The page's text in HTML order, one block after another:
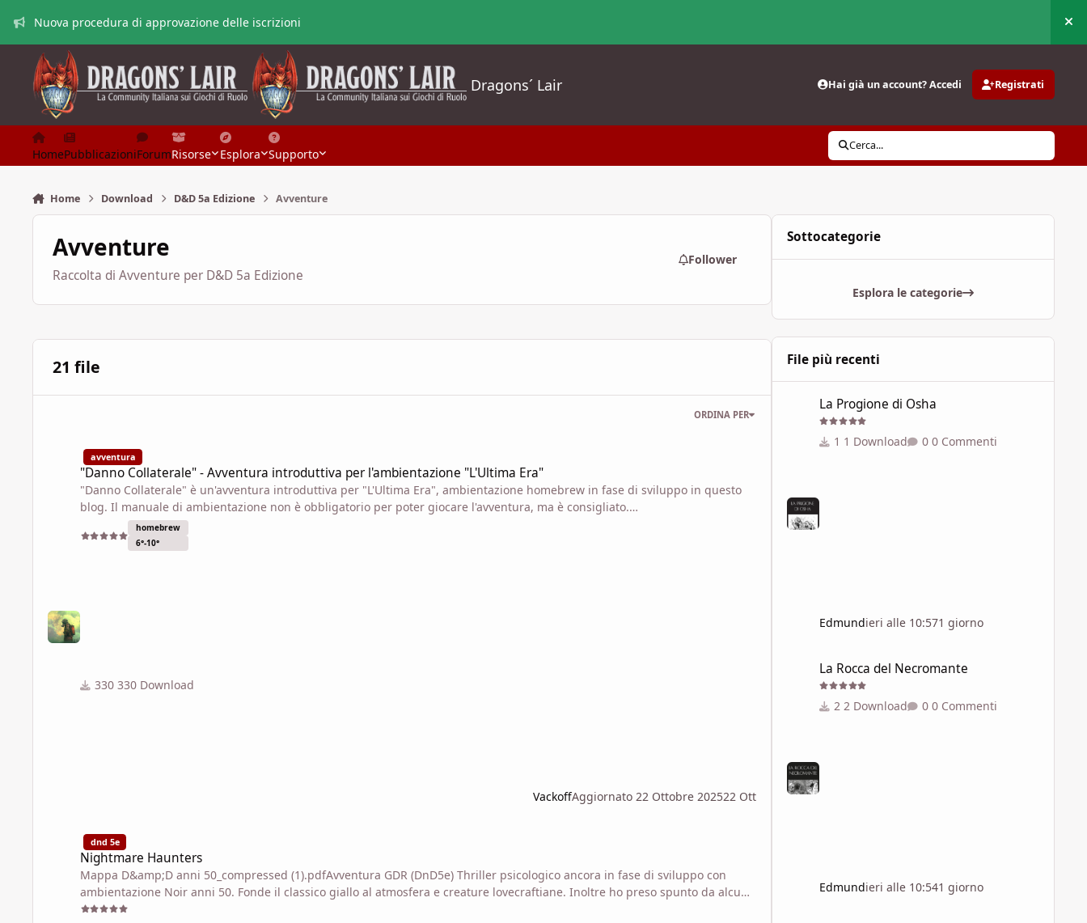
Nuova procedura di approvazione delle iscrizioni
Dragons´ Lair Hai già un account? Accedi Registrati
HomePubblicazioniForumRisorse Esplora Supporto
Cerca...
Home Download D&D 5a Edizione Avventure
Avventure
Raccolta di Avventure per D&D 5a Edizione
Follower
21 file
ORDINA PER
avventura
"Danno Collaterale" - Avventura introduttiva per l'ambientazione "L'Ultima Era"
"Danno Collaterale" è un'avventura introduttiva per "L'Ultima Era", ambientazione homebrew in fase di sviluppo in questo
blog. Il manuale di ambientazione non è obbligatorio per poter giocare l'avventura, ma è consigliato.
Per segnalazioni di errori e pareri relativi al contenuto dell'avventura o al PDF, vi prego di scrivere qua sotto un commento!
homebrew
6°-10°
330 Download
VackoffAggiornato 22 Ottobre 202522 Ott
dnd 5e
Nightmare Haunters
Mappa D&amp;D anni 50_compressed (1).pdfAvventura GDR (DnD5e) Thriller psicologico ancora in fase di sviluppo con
ambientazione Noir anni 50. Fonde il classico giallo al atmosfera e creature lovecraftiane. Inoltre ho preso spunto da alcune
meccaniche del manuale Guide to the Eldritch Hunt
Sottocategorie
Esplora le categorie
File più recenti
La Progione di Osha
1 Download 0 Commenti
Edmundieri alle 10:571 giorno
La Rocca del Necromante
2 Download 0 Commenti
Edmundieri alle 10:541 giorno